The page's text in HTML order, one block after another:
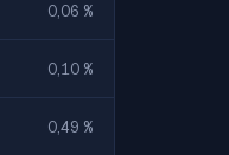
0,06 %
0,10 %
0,49 %